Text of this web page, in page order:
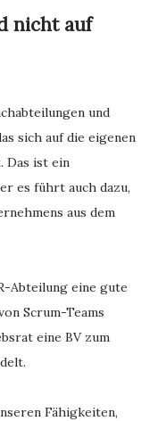
nicht auf
und
sich auf die eigenen
Das ist ein
es führt auch dazu,
aus dem
Abteilung eine gute
Scrum-Teams
eine BV zum
Fähigkeiten,